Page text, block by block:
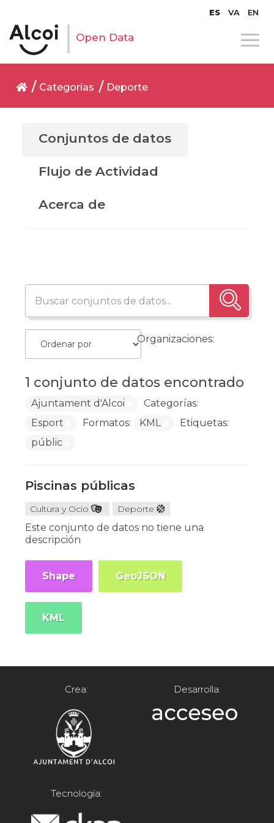
ES VA EN
Open Data
Categorías Deporte
Conjuntos de datos
Flujo de Actividad
Acerca de
1 conjunto de datos encontrado
Organizaciones:
Ajuntament d'Alcoi
Categorías:
Esport
Formatos: KML
Etiquetas:
públic
Piscinas públicas
Cultura y Ocio Deporte
Este conjunto de datos no tiene una
descripción
Shape GeoJSON
KML
Crea: Desarrolla:
Tecnología: